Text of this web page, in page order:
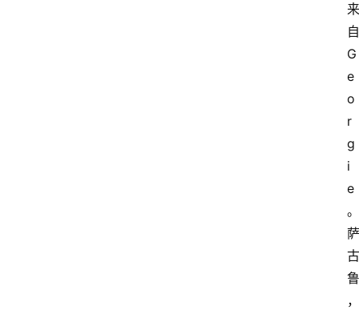
来
自
G
e
o
r
g
i
e
。
萨
古
鲁
，